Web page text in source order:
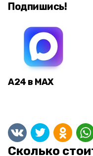
Подпишись!
А24 в MAX
Сколько